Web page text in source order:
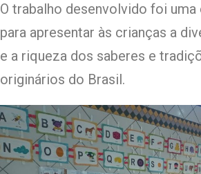
O trabalho desenvolvido foi
para apresentar às crianças a
e a riqueza dos saberes e
originários do Brasil.